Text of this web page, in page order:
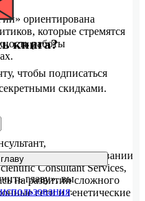
ориентирована
которые стремятся
работы
и моделировании
Consultant Services,
на развитии сложного
сети и генетические
книга?
чтобы подписаться
скидками.
главу», вы
.